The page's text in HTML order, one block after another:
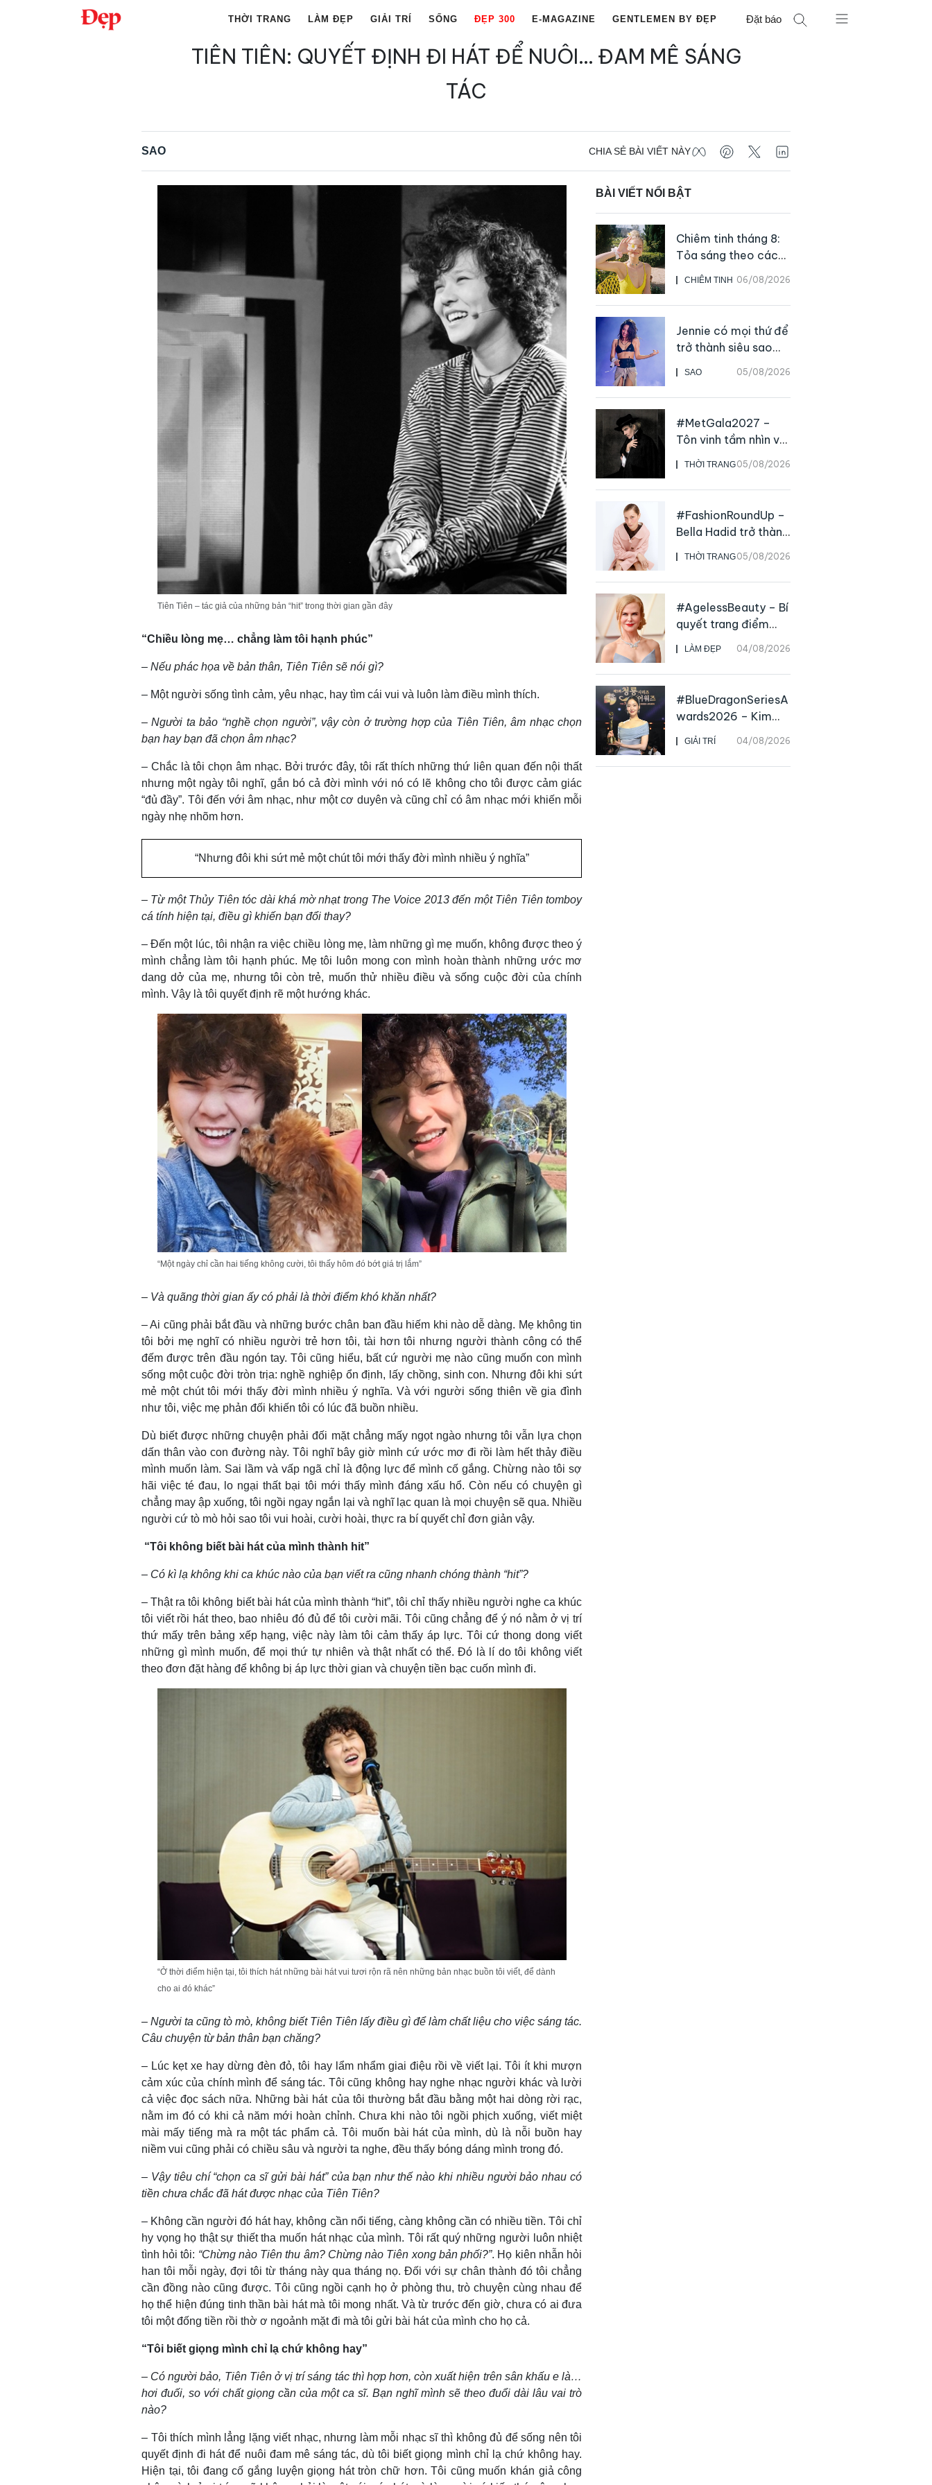
THỜI TRANG LÀM ĐẸP GIẢI TRÍ SỐNG ĐẸP 300 E-MAGAZINE GENTLEMEN BY ĐẸP Đặt báo
TIÊN TIÊN: QUYẾT ĐỊNH ĐI HÁT ĐỂ NUÔI… ĐAM MÊ SÁNG
TÁC
SAO CHIA SẺ BÀI VIẾT NÀY
Tiên Tiên – tác giả của những bản “hit” trong thời gian gần đây
“Chiều lòng mẹ… chẳng làm tôi hạnh phúc”
– Nếu phác họa về bản thân, Tiên Tiên sẽ nói gì?
– Một người sống tình cảm, yêu nhạc, hay tìm cái vui và luôn làm điều mình thích.
–Người ta bảo “nghề chọn người”, vậy còn ở trường hợp của Tiên Tiên, âm nhạc chọn
bạn hay bạn đã chọn âm nhạc?
– Chắc là tôi chọn âm nhạc. Bởi trước đây, tôi rất thích những thứ liên quan đến nội thất
nhưng một ngày tôi nghĩ, gắn bó cả đời mình với nó có lẽ không cho tôi được cảm giác
“đủ đầy”. Tôi đến với âm nhạc, như một cơ duyên và cũng chỉ có âm nhạc mới khiến mỗi
ngày nhẹ nhõm hơn.
“Nhưng đôi khi sứt mẻ một chút tôi mới thấy đời mình nhiều ý nghĩa”
– Từ một Thủy Tiên tóc dài khá mờ nhạt trong The Voice 2013 đến một Tiên Tiên tomboy
cá tính hiện tại, điều gì khiến bạn đổi thay?
– Đến một lúc, tôi nhận ra việc chiều lòng mẹ, làm những gì mẹ muốn, không được theo ý
mình chẳng làm tôi hạnh phúc. Mẹ tôi luôn mong con mình hoàn thành những ước mơ
dang dở của mẹ, nhưng tôi còn trẻ, muốn thử nhiều điều và sống cuộc đời của chính
mình. Vậy là tôi quyết định rẽ một hướng khác.
“Một ngày chỉ cần hai tiếng không cười, tôi thấy hôm đó bớt giá trị lắm”
– Và quãng thời gian ấy có phải là thời điểm khó khăn nhất?
– Ai cũng phải bắt đầu và những bước chân ban đầu hiếm khi nào dễ dàng. Mẹ không tin
tôi bởi mẹ nghĩ có nhiều người trẻ hơn tôi, tài hơn tôi nhưng người thành công có thể
đếm được trên đầu ngón tay. Tôi cũng hiểu, bất cứ người mẹ nào cũng muốn con mình
sống một cuộc đời tròn trịa: nghề nghiệp ổn định, lấy chồng, sinh con. Nhưng đôi khi sứt
mẻ một chút tôi mới thấy đời mình nhiều ý nghĩa. Và với người sống thiên về gia đình
như tôi, việc mẹ phản đối khiến tôi có lúc đã buồn nhiều.
Dù biết được những chuyện phải đối mặt chẳng mấy ngọt ngào nhưng tôi vẫn lựa chọn
dấn thân vào con đường này. Tôi nghĩ bây giờ mình cứ ước mơ đi rồi làm hết thảy điều
mình muốn làm. Sai lầm và vấp ngã chỉ là động lực để mình cố gắng. Chừng nào tôi sợ
hãi việc té đau, lo ngại thất bại tôi mới thấy mình đáng xấu hổ. Còn nếu có chuyện gì
chẳng may ập xuống, tôi ngồi ngay ngắn lại và nghĩ lạc quan là mọi chuyện sẽ qua. Nhiều
người cứ tò mò hỏi sao tôi vui hoài, cười hoài, thực ra bí quyết chỉ đơn giản vậy.
“Tôi không biết bài hát của mình thành hit”
– Có kì lạ không khi ca khúc nào của bạn viết ra cũng nhanh chóng thành “hit”?
– Thật ra tôi không biết bài hát của mình thành “hit”, tôi chỉ thấy nhiều người nghe ca khúc
tôi viết rồi hát theo, bao nhiêu đó đủ để tôi cười mãi. Tôi cũng chẳng để ý nó nằm ở vị trí
thứ mấy trên bảng xếp hạng, việc này làm tôi cảm thấy áp lực. Tôi cứ thong dong viết
những gì mình muốn, để mọi thứ tự nhiên và thật nhất có thể. Đó là lí do tôi không viết
theo đơn đặt hàng để không bị áp lực thời gian và chuyện tiền bạc cuốn mình đi.
“Ở thời điểm hiện tại, tôi thích hát những bài hát vui tươi rộn rã nên những bản nhạc buồn tôi viết, để dành
cho ai đó khác”
–Người ta cũng tò mò, không biết Tiên Tiên lấy điều gì để làm chất liệu cho việc sáng tác.
Câu chuyện từ bản thân bạn chăng?
– Lúc kẹt xe hay dừng đèn đỏ, tôi hay lẩm nhẩm giai điệu rồi về viết lại. Tôi ít khi mượn
cảm xúc của chính mình để sáng tác. Tôi cũng không hay nghe nhạc người khác và lười
cả việc đọc sách nữa. Những bài hát của tôi thường bắt đầu bằng một hai dòng rời rạc,
nằm im đó có khi cả năm mới hoàn chỉnh. Chưa khi nào tôi ngồi phịch xuống, viết miệt
mài mấy tiếng mà ra một tác phẩm cả. Tôi muốn bài hát của mình, dù là nỗi buồn hay
niềm vui cũng phải có chiều sâu và người ta nghe, đều thấy bóng dáng mình trong đó.
– Vậy tiêu chí “chọn ca sĩ gửi bài hát” của bạn như thế nào khi nhiều người bảo nhau có
tiền chưa chắc đã hát được nhạc của Tiên Tiên?
– Không cần người đó hát hay, không cần nổi tiếng, càng không cần có nhiều tiền. Tôi chỉ
hy vọng họ thật sự thiết tha muốn hát nhạc của mình. Tôi rất quý những người luôn nhiệt
tình hỏi tôi: “Chừng nào Tiên thu âm? Chừng nào Tiên xong bản phối?”. Họ kiên nhẫn hỏi
han tôi mỗi ngày, đợi tôi từ tháng này qua tháng nọ. Đối với sự chân thành đó tôi chẳng
cần đồng nào cũng được. Tôi cũng ngồi cạnh họ ở phòng thu, trò chuyện cùng nhau để
họ thể hiện đúng tinh thần bài hát mà tôi mong nhất. Và từ trước đến giờ, chưa có ai đưa
tôi một đống tiền rồi thờ ơ ngoảnh mặt đi mà tôi gửi bài hát của mình cho họ cả.
“Tôi biết giọng mình chỉ lạ chứ không hay”
– Có người bảo, Tiên Tiên ở vị trí sáng tác thì hợp hơn, còn xuất hiện trên sân khấu e là…
hơi đuối, so với chất giọng cần của một ca sĩ. Bạn nghĩ mình sẽ theo đuổi dài lâu vai trò
nào?
– Tôi thích mình lẳng lặng viết nhạc, nhưng làm mỗi nhạc sĩ thì không đủ để sống nên tôi
quyết định đi hát để nuôi đam mê sáng tác, dù tôi biết giọng mình chỉ lạ chứ không hay.
Hiện tại, tôi đang cố gắng luyện giọng hát tròn chữ hơn. Tôi cũng muốn khán giả công
BÀI VIẾT NỔI BẬT
CHIÊM TINH 06/08/2026
Chiêm tinh tháng 8:
Tỏa sáng theo cách
của chính mình
SAO 05/08/2026
Jennie có mọi thứ để
trở thành siêu sao
live
THỜI TRANG05/08/2026
#MetGala2027 –
Tôn vinh tầm nhìn và
sức ảnh hưởng sâu
rộng của NTK John
Galliano
THỜI TRANG05/08/2026
#FashionRoundUp –
Bella Hadid trở thành
Đại sứ Toàn cầu của
Prada Beauty,
CHANEL mua lại
LÀM ĐẸP 04/08/2026
#AgelessBeauty – Bí
quyết trang điểm
“hack” tuổi như các
nữ minh tinh hàng
đầu
GIẢI TRÍ 04/08/2026
#BlueDragonSeriesA
wards2026 – Kim
Go Eun chiến thắng
Daesang, niềm vui
nhân đôi của Park Bo